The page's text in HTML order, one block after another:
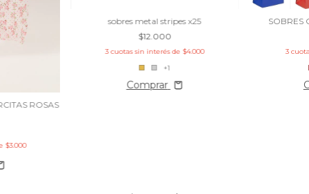
ROSAS
$3.000
sobres metal stripes x25
$12.000
3 cuotas sin interés de $4.000
+1
Comprar
SOBRES
3